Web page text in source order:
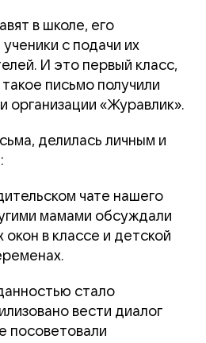
в школе, его
с подачи их
И это первый класс,
письмо получили
организации «Журавлик».
делилась личным и
чате нашего
мамами обсуждали
в классе и детской
стало
вести диалог
посоветовали